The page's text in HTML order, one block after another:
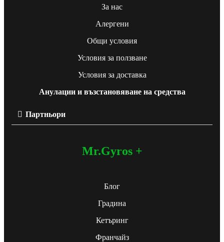
За нас
Алергени
Общи условия
Условия за ползване
Условия за доставка
Анулации и възстановяване на средства
Партньори
Mr.Gyros +
Блог
Градина
Кетъринг
Франчайз